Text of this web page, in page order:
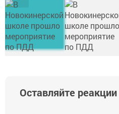
Оставляйте реакции